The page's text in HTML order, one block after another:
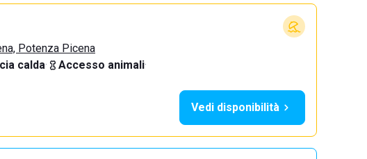
Potenza Picena
calda· Accesso animali·
Vedi disponibilità